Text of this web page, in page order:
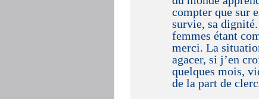
compter que sur
survie, sa
femmes étant
merci. La
agacer, si j’en
quelques mois,
de la part de